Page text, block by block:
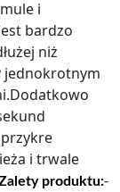
i
bardzo
niż
jednokrotnym
i trwale
produktu:-